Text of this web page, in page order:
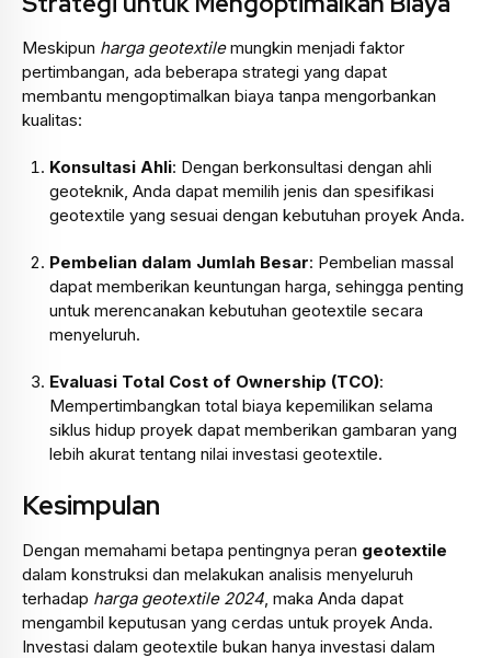
Meskipun harga geotextilemungkin menjadi faktor
pertimbangan, ada beberapa strategi yang dapat
membantu mengoptimalkan biaya tanpa mengorbankan
kualitas:
Konsultasi Ahli: Dengan berkonsultasi dengan ahli
geoteknik, Anda dapat memilih jenis dan spesifikasi
geotextile yang sesuai dengan kebutuhan proyek Anda.
Pembelian dalam Jumlah Besar: Pembelian massal
dapat memberikan keuntungan harga, sehingga penting
untuk merencanakan kebutuhan geotextile secara
menyeluruh.
Evaluasi Total Cost of Ownership (TCO):
Mempertimbangkan total biaya kepemilikan selama
siklus hidup proyek dapat memberikan gambaran yang
lebih akurat tentang nilai investasi geotextile.
Kesimpulan
Dengan memahami betapa pentingnya peran geotextile
dalam konstruksi dan melakukan analisis menyeluruh
terhadap harga geotextile 2024, maka Anda dapat
mengambil keputusan yang cerdas untuk proyek Anda.
Investasi dalam geotextile bukan hanya investasi dalam